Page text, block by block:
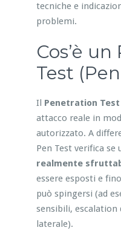
tecniche e
problemi.
Cos’è
Test
Il Penetration Test
attacco reale in
autorizzato. A
Pen Test verifica se
realmente
essere esposti e
può spingersi (ad
sensibili,
laterale).